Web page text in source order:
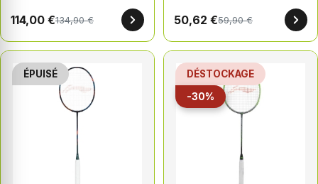
114,00 €134,90 € 50,62 €59,90 €
ÉPUISÉ
DÉSTOCKAGE
-30%